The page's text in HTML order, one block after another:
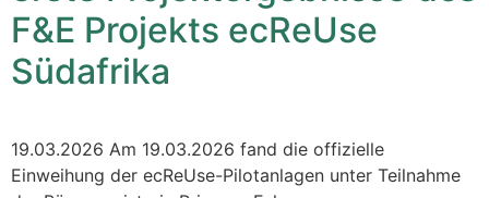
F&E Projekts ecReUse
Südafrika
19.03.2026 Am 19.03.2026 fand die offizielle
Einweihung der ecReUse-Pilotanlagen unter Teilnahme